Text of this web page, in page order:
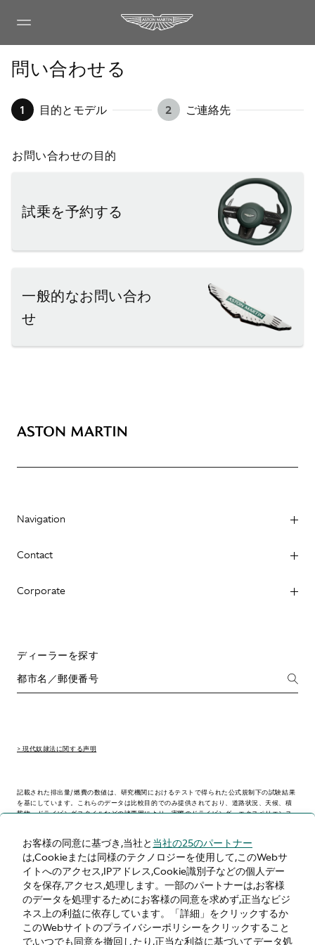
お客様の同意に基づき,当社と 当社の25のパートナー
は,Cookieまたは同様のテクノロジーを使用して,このWebサ
イトへのアクセス,IPアドレス,Cookie識別子などの個人デー
タを保存,アクセス,処理します。一部のパートナーは,お客様
のデータを処理するためにお客様の同意を求めず,正当なビジ
ネス上の利益に依存しています。「詳細」をクリックするか
このWebサイトのプライバシーポリシーをクリックすること
で,いつでも同意を撤回したり,正当な利益に基づいてデータ処
問い合わせる
1 目的とモデル 2 ご連絡先
お問い合わせの目的
試乗を予約する
一般的なお問い合わ
せ
Navigation
Contact
Corporate
ディーラーを探す
> 現代奴隷法に関する声明
記載された排出量/燃費の数値は、研究機関におけるテストで得られた公式規制下の試験結果
を基にしています。これらのデータは比較目的でのみ提供されており、道路状況、天候、積
載物、ドライビングスタイルなどの諸要因により、実際のドライビング・エクスペリエンス
> WLTP - CONSUMPTION AND EMISSION VALUES
日本